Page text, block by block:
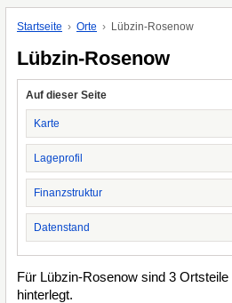
Startseite Orte Lübzin-Rosenow
Lübzin-Rosenow
Auf dieser Seite
Karte
Lageprofil
Finanzstruktur
Datenstand
Für Lübzin-Rosenow sind 3
hinterlegt.